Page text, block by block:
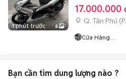
1 phút trước 6
17.000.000
Q. Tân Phú (
Cửa Hàng
Bạn cần tìm dung lượng nào ?